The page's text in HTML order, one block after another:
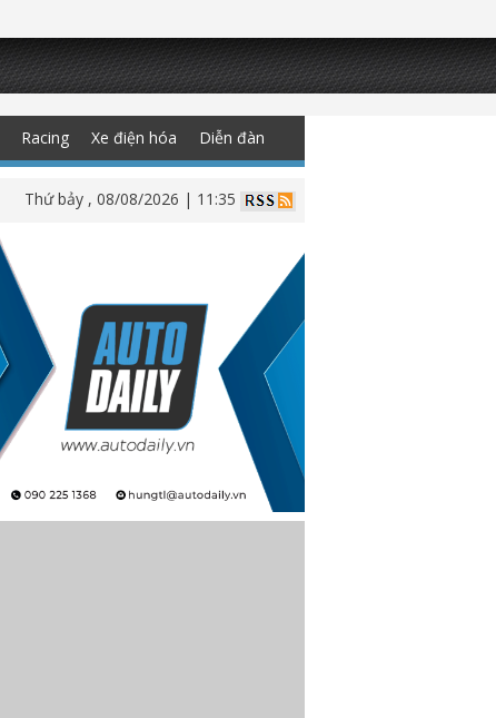
Racing Xe điện hóa Diễn đàn
Thứ bảy , 08/08/2026 | 11:35